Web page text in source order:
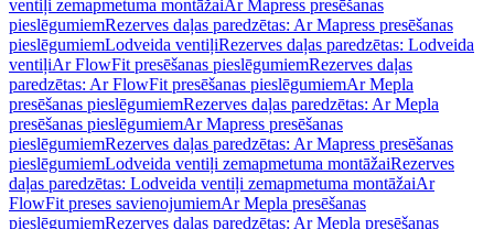
ventiļi zemapmetuma montāžaiAr Mapress presēšanas
pieslēgumiemRezerves daļas paredzētas: Ar Mapress presēšanas
pieslēgumiemLodveida ventiļiRezerves daļas paredzētas: Lodveida
ventiļiAr FlowFit presēšanas pieslēgumiemRezerves daļas
paredzētas: Ar FlowFit presēšanas pieslēgumiemAr Mepla
presēšanas pieslēgumiemRezerves daļas paredzētas: Ar Mepla
presēšanas pieslēgumiemAr Mapress presēšanas
pieslēgumiemRezerves daļas paredzētas: Ar Mapress presēšanas
pieslēgumiemLodveida ventiļi zemapmetuma montāžaiRezerves
daļas paredzētas: Lodveida ventiļi zemapmetuma montāžaiAr
FlowFit preses savienojumiemAr Mepla presēšanas
pieslēgumiemRezerves daļas paredzētas: Ar Mepla presēšanas